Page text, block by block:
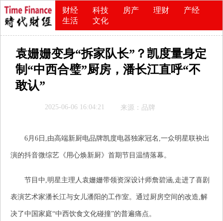
财经 科技 房产 理财
产经
生活
文化
袁姗姗变身“拆家队长”？凯度量身定
制“中西合璧”厨房，潘长江直呼“不
敢认”
2025-06-06 16:04:21 来源：品牌
6月6日,由高端新厨电品牌凯度电器独家冠名,一众明星联袂出
演的抖音微综艺《用心焕新厨》首期节目温情落幕。
节目中,明星主理人袁姗姗带领资深设计师詹碧涵,走进了喜剧
表演艺术家潘长江与女儿潘阳的工作室。通过厨房空间的改造,解
决了中国家庭“中西饮食文化碰撞”的普遍痛点。